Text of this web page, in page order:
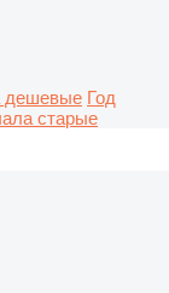
дешевые Год
старые